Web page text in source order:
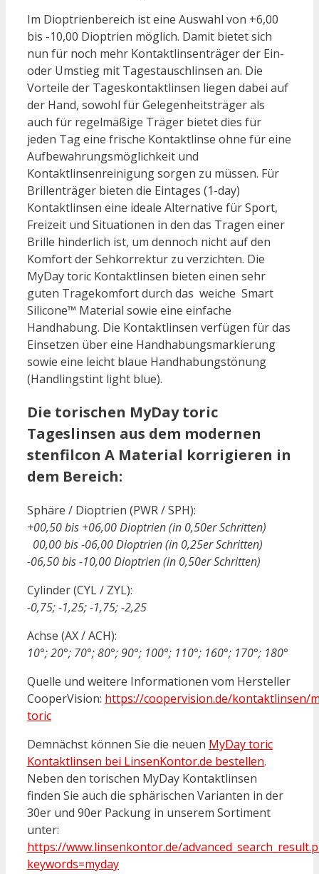
Im Dioptrienbereich ist eine Auswahl von +6,00
bis -10,00 Dioptrien möglich. Damit bietet sich
nun für noch mehr Kontaktlinsenträger der Ein-
oder Umstieg mit Tagestauschlinsen an. Die
Vorteile der Tageskontaktlinsen liegen dabei auf
der Hand, sowohl für Gelegenheitsträger als
auch für regelmäßige Träger bietet dies für
jeden Tag eine frische Kontaktlinse ohne für eine
Aufbewahrungsmöglichkeit und
Kontaktlinsenreinigung sorgen zu müssen. Für
Brillenträger bieten die Eintages (1-day)
Kontaktlinsen eine ideale Alternative für Sport,
Freizeit und Situationen in den das Tragen einer
Brille hinderlich ist, um dennoch nicht auf den
Komfort der Sehkorrektur zu verzichten. Die
MyDay toric Kontaktlinsen bieten einen sehr
guten Tragekomfort durch das weiche Smart
Silicone™ Material sowie eine einfache
Handhabung. Die Kontaktlinsen verfügen für das
Einsetzen über eine Handhabungsmarkierung
sowie eine leicht blaue Handhabungstönung
(Handlingstint light blue).
Die torischen MyDay toric
Tageslinsen aus dem modernen
stenfilcon A Material korrigieren in
dem Bereich:
Sphäre / Dioptrien (PWR / SPH):
+00,50 bis +06,00 Dioptrien (in 0,50er Schritten)
00,00 bis -06,00 Dioptrien (in 0,25er Schritten)
-06,50 bis -10,00 Dioptrien (in 0,50er Schritten)
Cylinder (CYL / ZYL):
-0,75; -1,25; -1,75; -2,25
Achse (AX / ACH):
10°; 20°; 70°; 80°; 90°; 100°; 110°; 160°; 170°; 180°
Quelle und weitere Informationen vom Hersteller
CooperVision: https://coopervision.de/kontaktlinsen/
toric
Demnächst können Sie die neuen MyDay toric
Kontaktlinsen bei LinsenKontor.de bestellen.
Neben den torischen MyDay Kontaktlinsen
finden Sie auch die sphärischen Varianten in der
30er und 90er Packung in unserem Sortiment
unter:
https://www.linsenkontor.de/
keywords=myday